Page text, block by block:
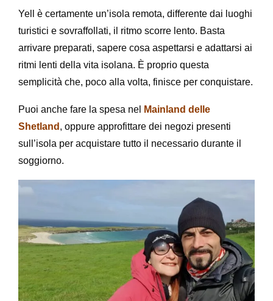
Yell è certamente un’isola remota, differente dai luoghi
turistici e sovraffollati, il ritmo scorre lento. Basta
arrivare preparati, sapere cosa aspettarsi e adattarsi ai
ritmi lenti della vita isolana. È proprio questa
semplicità che, poco alla volta, finisce per conquistare.
Puoi anche fare la spesa nel
Mainland delle
Shetland , oppure approfittare dei negozi presenti
sull’isola per acquistare tutto il necessario durante il
soggiorno.